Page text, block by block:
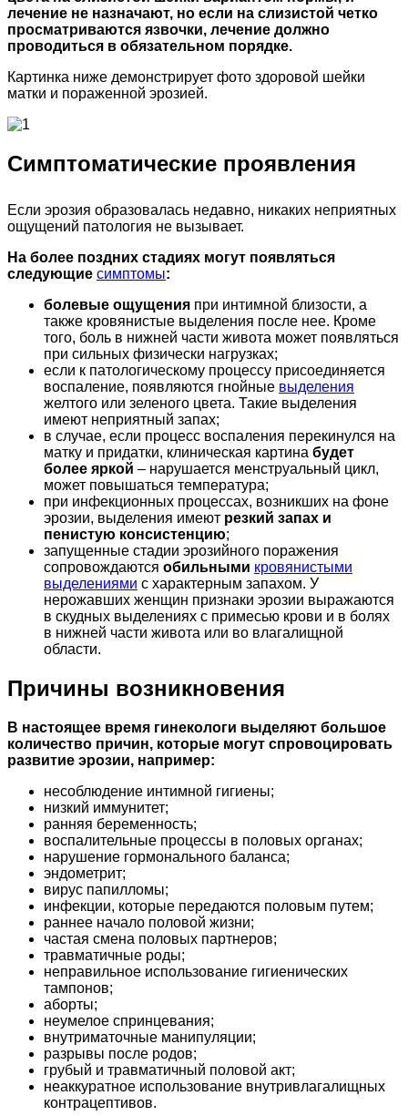
лечение не назначают, но если на слизистой четко
просматриваются язвочки, лечение должно
проводиться в обязательном порядке.
Картинка ниже демонстрирует фото здоровой шейки
матки и пораженной эрозией.
Симптоматические проявления
Если эрозия образовалась недавно, никаких неприятных
ощущений патология не вызывает.
На более поздних стадиях могут появляться
следующие симптомы:
болевые ощущения при интимной близости, а
также кровянистые выделения после нее. Кроме
того, боль в нижней части живота может появляться
при сильных физически нагрузках;
если к патологическому процессу присоединяется
воспаление, появляются гнойные выделения
желтого или зеленого цвета. Такие выделения
имеют неприятный запах;
в случае, если процесс воспаления перекинулся на
матку и придатки, клиническая картина будет
более яркой – нарушается менструальный цикл,
может повышаться температура;
при инфекционных процессах, возникших на фоне
эрозии, выделения имеют резкий запах и
пенистую консистенцию;
запущенные стадии эрозийного поражения
сопровождаются обильными кровянистыми
выделениями с характерным запахом. У
нерожавших женщин признаки эрозии выражаются
в скудных выделениях с примесью крови и в болях
в нижней части живота или во влагалищной
области.
Причины возникновения
В настоящее время гинекологи выделяют большое
количество причин, которые могут спровоцировать
развитие эрозии, например:
несоблюдение интимной гигиены;
низкий иммунитет;
ранняя беременность;
воспалительные процессы в половых органах;
нарушение гормонального баланса;
эндометрит;
вирус папилломы;
инфекции, которые передаются половым путем;
раннее начало половой жизни;
частая смена половых партнеров;
травматичные роды;
неправильное использование гигиенических
тампонов;
аборты;
неумелое спринцевания;
внутриматочные манипуляции;
разрывы после родов;
грубый и травматичный половой акт;
неаккуратное использование внутривлагалищных
контрацептивов.